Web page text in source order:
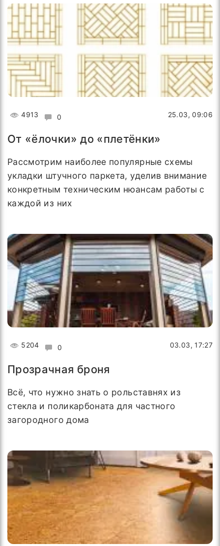
4913 0 25.03, 09:06
От «ёлочки» до «плетёнки»
Рассмотрим наиболее популярные схемы
укладки штучного паркета, уделив внимание
конкретным техническим нюансам работы с
каждой из них
5204 0 03.03, 17:27
Прозрачная броня
Всё, что нужно знать о рольставнях из
стекла и поликарбоната для частного
загородного дома